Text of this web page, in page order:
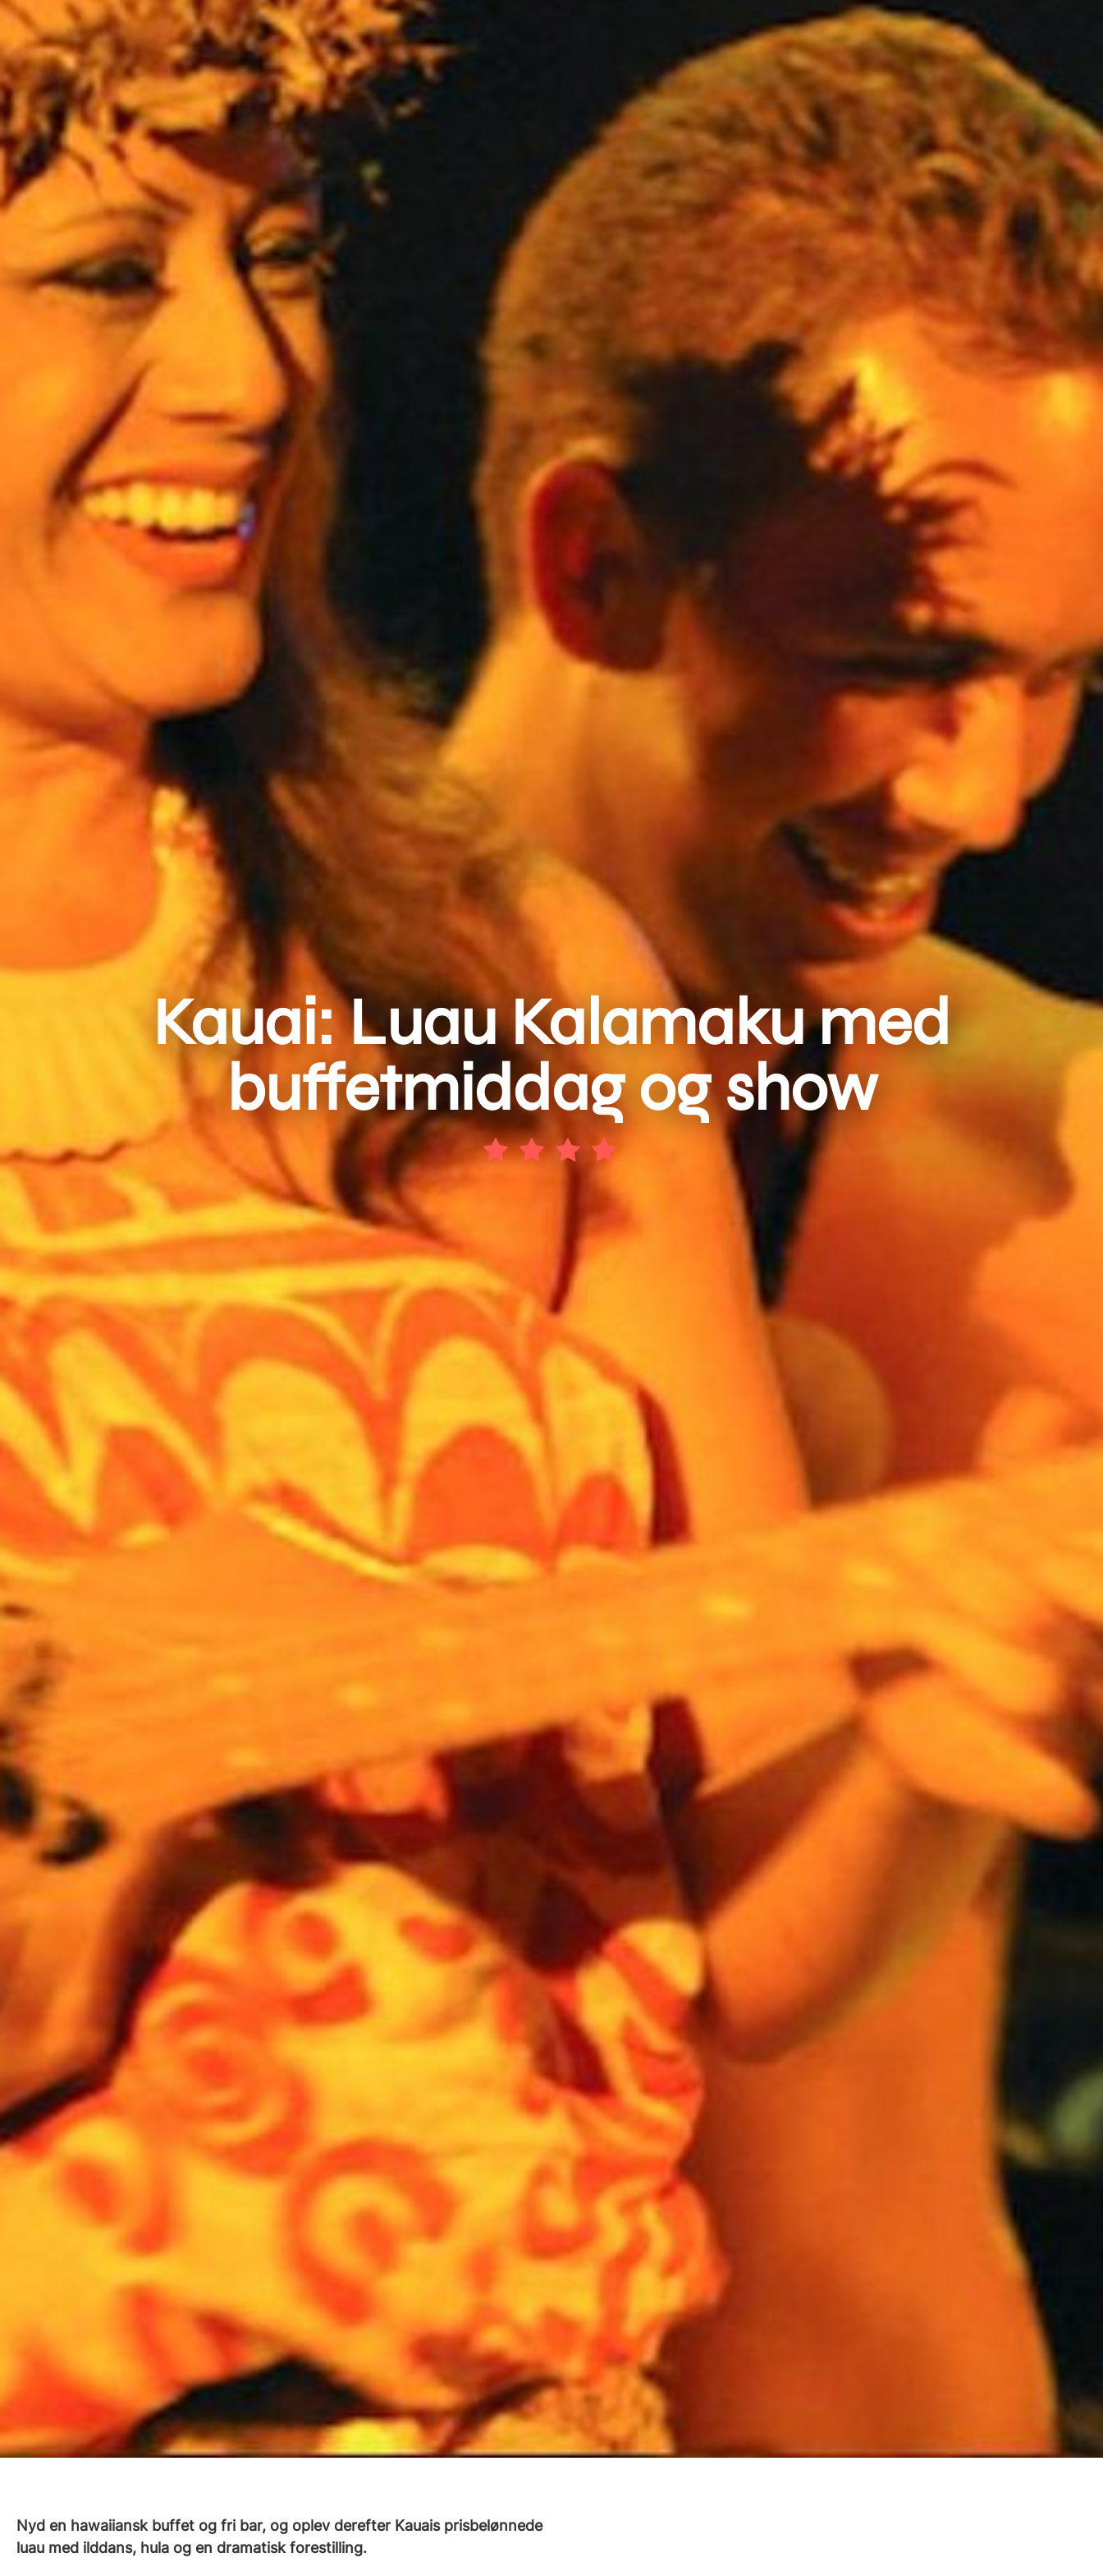
Kauai: Luau Kalamaku med
buffetmiddag og show
Nyd en hawaiiansk buffet og fri bar, og oplev derefter Kauais prisbelønnede
luau med ilddans, hula og en dramatisk forestilling.